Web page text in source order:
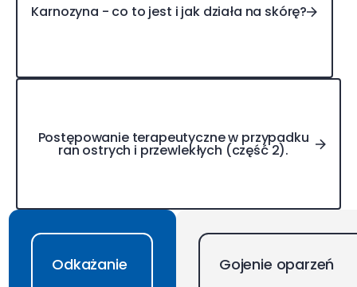
Karnozyna - co to jest i jak działa na skórę?
Postępowanie terapeutyczne w przypadku ran
Postępowanie terapeutyczne w przypadku
ran ostrych i przewlekłych (część 2).
Odkażanie Gojenie oparzeń